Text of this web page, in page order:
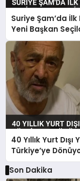
Suriye Şam’da
Yeni Başkan
40 Yıllık Yurt
Türkiye’ye
Son Dakika